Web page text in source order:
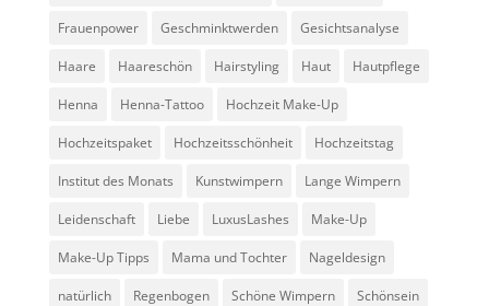
Frauenpower Geschminktwerden Gesichtsanalyse
Haare Haareschön Hairstyling Haut Hautpflege
Henna Henna-Tattoo Hochzeit Make-Up
Hochzeitspaket Hochzeitsschönheit Hochzeitstag
Institut des Monats Kunstwimpern Lange Wimpern
Leidenschaft Liebe LuxusLashes Make-Up
Make-Up Tipps Mama und Tochter Nageldesign
natürlich Regenbogen Schöne Wimpern Schönsein